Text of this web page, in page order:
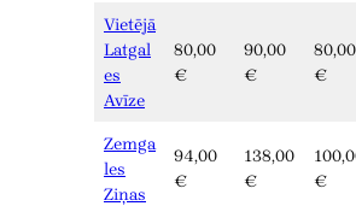
Vietējā
Latgal
es
Avīze
80,00
€
90,00
€
80,00
€
Zemga
les
Ziņas
94,00
€
138,00
€
€